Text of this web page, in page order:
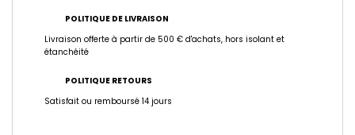
POLITIQUE DE LIVRAISON
Livraison offerte à partir de 500 € d'achats, hors isolant et
étanchéité
POLITIQUE RETOURS
Satisfait ou remboursé 14 jours